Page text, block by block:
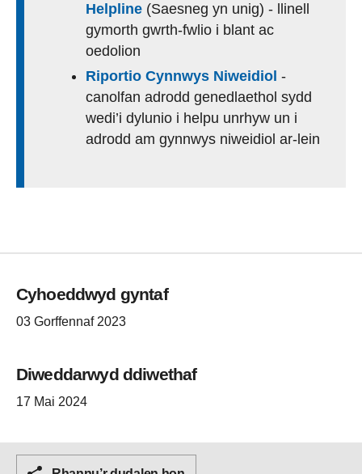
Helpline (Saesneg yn unig) - llinell
gymorth gwrth-fwlio i blant ac
oedolion
Riportio Cynnwys Niweidiol -
canolfan adrodd genedlaethol sydd
wedi’i dylunio i helpu unrhyw un i
adrodd am gynnwys niweidiol ar-lein
Cyhoeddwyd gyntaf
03 Gorffennaf 2023
Diweddarwyd ddiwethaf
17 Mai 2024